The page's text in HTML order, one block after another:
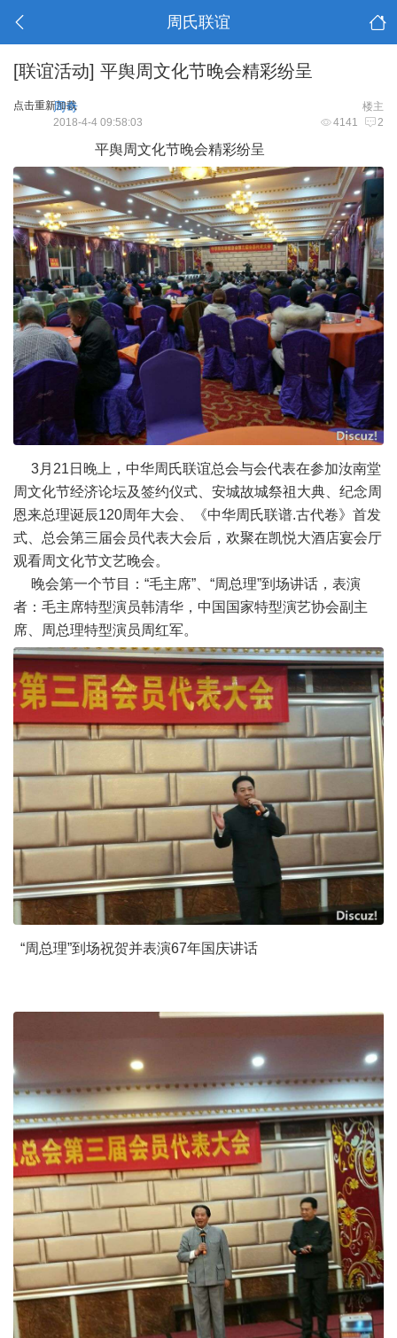
周氏联谊
[联谊活动] 平舆周文化节晚会精彩纷呈
点击重新加载 楼主
周奇
4141 2
2018-4-4 09:58:03
平舆周文化节晚会精彩纷呈
3月21日晚上，中华周氏联谊总会与会代表在参加汝南堂
周文化节经济论坛及签约仪式、安城故城祭祖大典、纪念周
恩来总理诞辰120周年大会、《中华周氏联谱.古代卷》首发
式、总会第三届会员代表大会后，欢聚在凯悦大酒店宴会厅
观看周文化节文艺晚会。
晚会第一个节目：“毛主席”、“周总理”到场讲话，表演
者：毛主席特型演员韩清华，中国国家特型演艺协会副主
席、周总理特型演员周红军。
“周总理”到场祝贺并表演67年国庆讲话